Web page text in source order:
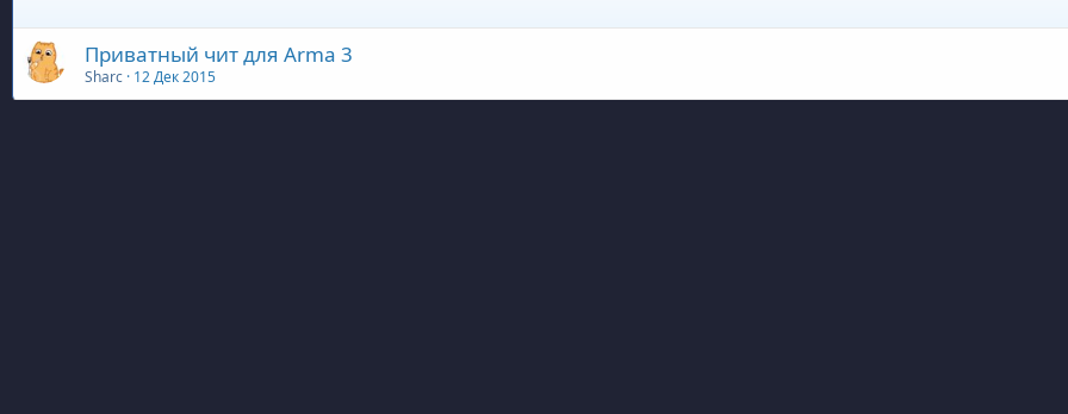
Приватный чит для Arma 3
Sharc 12 Дек 2015